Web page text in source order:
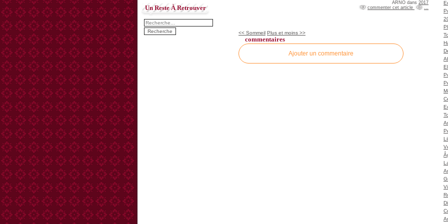
Un Reste À Retrouver
ARNO dans 2017
commenter cet article
<< Sommeil Plus et moins >>
commentaires
Ajouter un commentaire